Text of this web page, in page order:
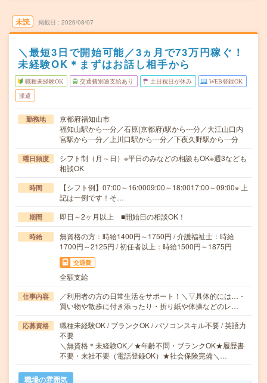
未読 掲載日 2026/08/07
＼最短3日で開始可能／3ヵ月で73万円稼ぐ！
未経験OK＊まずはお話し相手から
職種未経験OK 交通費別途支給あり 土日祝日が休み WEB登録OK
派遣
勤務地
京都府福知山市
福知山駅から---分／石原(京都府)駅から---分／大江山口内
宮駅から---分／上川口駅から---分／下夜久野駅から---分
曜日頻度
シフト制（月～日）※平日のみなどの相談もOK※週3なども
相談OK
時間
【シフト例】07:00～16:0009:00～18:0017:00～09:00※ 上
記は一例です！そ…
期間 即日～2ヶ月以上 ■開始日の相談OK！
時給
無資格の方：時給1400円～1750円 / 介護福祉士：時給
1700円～2125円 / 初任者以上：時給1500円～1875円
交通費
全額支給
仕事内容
／利用者の方の日常生活をサポート！＼▽具体的には…・
買い物や散歩に付き添ったり・折り紙や体操などのレ…
応募資格
職種未経験OK / ブランクOK / パソコンスキル不要 / 英語力
不要
＼無資格＊未経験OK／★年齢不問・ブランクOK★履歴書
不要・来社不要（電話登録OK）★社会保険完備＼…
職場の雰囲気